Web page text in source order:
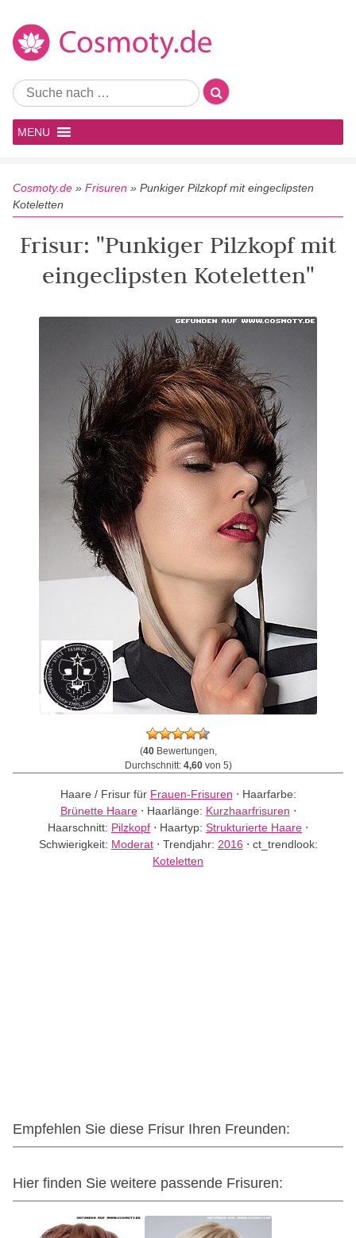
MENU
Cosmoty.de » Frisuren » Punkiger Pilzkopf mit eingeclipsten
Koteletten
Frisur: "Punkiger Pilzkopf mit
eingeclipsten Koteletten"
(40Bewertungen,
Durchschnitt: 4,60von 5)
Haare / Frisur für Frauen-Frisuren ⋅ Haarfarbe:
Brünette Haare⋅ Haarlänge: Kurzhaarfrisuren ⋅
Haarschnitt: Pilzkopf ⋅ Haartyp: Strukturierte Haare ⋅
Schwierigkeit: Moderat⋅ Trendjahr: 2016 ⋅ ct_trendlook:
Koteletten
Empfehlen Sie diese Frisur Ihren Freunden:
Hier finden Sie weitere passende Frisuren: